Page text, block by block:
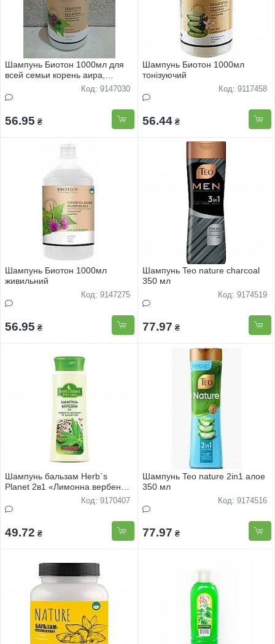
Шампунь Биотон 1000мл для
всей семьи корень аира,
Код: 9147030
56.95 ₴
Шампунь Биотон 1000мл
тонізуючий
Код: 9117458
56.44 ₴
Шампунь Биотон 1000мл
живильний
Код: 9147275
56.95 ₴
Шампунь Teo nature charcoal
350 мл
Код: 9174519
77.97 ₴
Шампунь бальзам Herb`s
Planet 2в1 «Лимонна вербена
та дикий рис» 240млКод: 9170407
49.72 ₴
Шампунь Teo nature 2in1 алое
350 мл
Код: 9174516
77.97 ₴